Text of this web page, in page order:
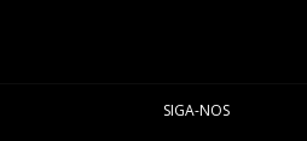
SIGA-NOS